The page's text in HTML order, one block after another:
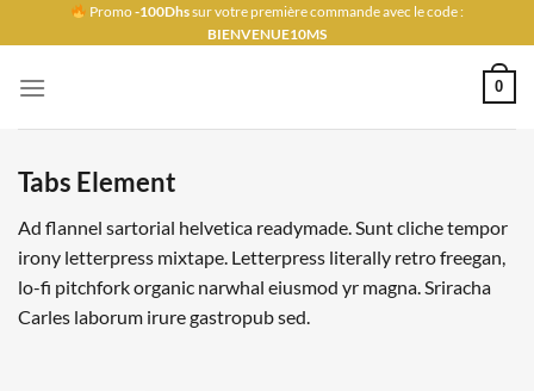
au
Promo-100Dhssur votre première commande avec le code :
BIENVENUE10MS
0
Tabs Element
Ad flannel sartorial helvetica readymade. Sunt cliche tempor
irony letterpress mixtape. Letterpress literally retro freegan,
lo-fi pitchfork organic narwhal eiusmod yr magna. Sriracha
Carles laborum irure gastropub sed.